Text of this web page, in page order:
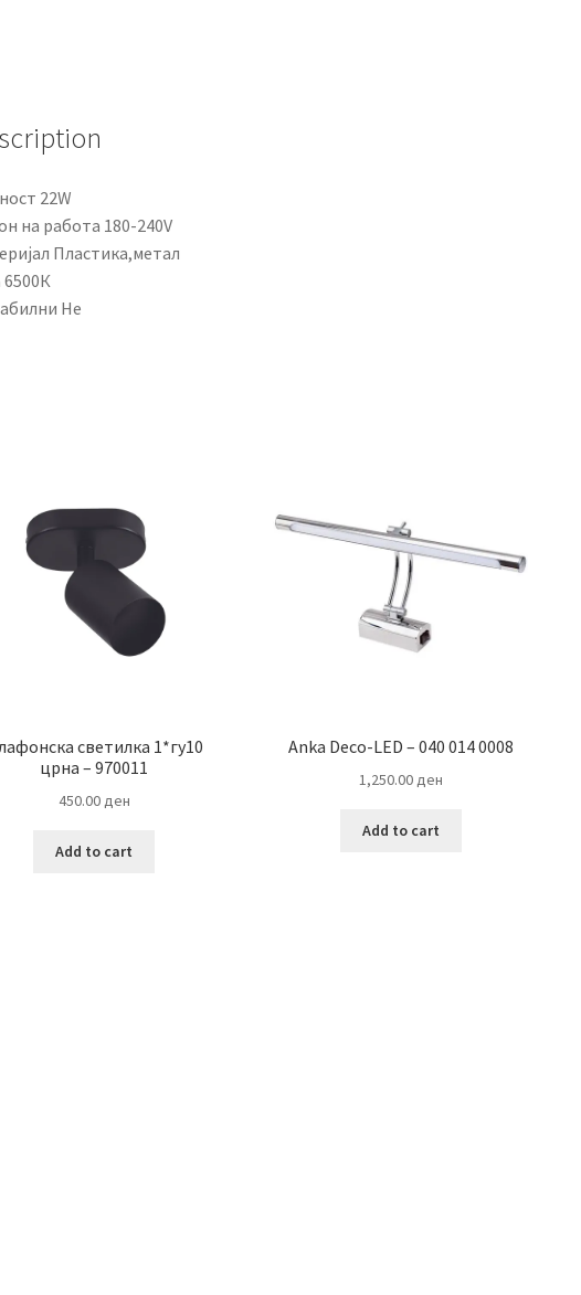
22W
на работа 180-240V
Пластика,метал
6500К
Не
светилка 1*гу10
црна – 970011
450.00ден
Add to cart
Anka Deco-LED – 040 014 0008
1,250.00ден
Add to cart